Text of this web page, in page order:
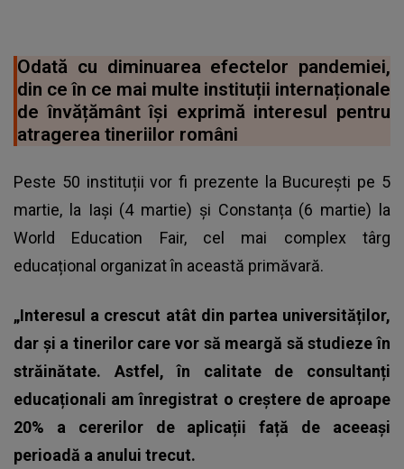
Odată cu diminuarea efectelor pandemiei,
din ce în ce mai multe instituții internaționale
de învățământ își exprimă interesul pentru
atragerea tineriilor români
Peste 50 instituții vor fi prezente la București pe 5
martie, la Iași (4 martie) și Constanța (6 martie) la
World Education Fair, cel mai complex târg
educațional organizat în această primăvară.
„Interesul a crescut atât din partea universităților,
dar și a tinerilor care vor să meargă să studieze în
străinătate. Astfel, în calitate de consultanți
educaționali am înregistrat o creștere de aproape
20% a cererilor de aplicații față de aceeași
perioadă a anului trecut.